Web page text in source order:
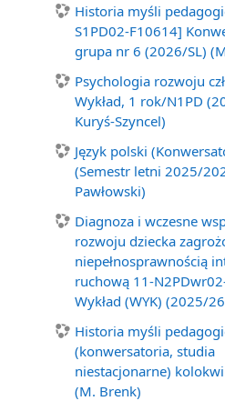
Historia myśli
S1PD02-F10614]
grupa nr 6 (2026/SL)
Psychologia rozwoju
Wykład, 1 rok/N1PD
Kuryś-Szyncel)
Język polski
(Semestr letni 2025/
Pawłowski)
Diagnoza i wczesne
rozwoju dziecka
niepełnosprawnością
ruchową 11-
Wykład (WYK) (2025/
Historia myśli
(konwersatoria, studia
niestacjonarne)
(M. Brenk)